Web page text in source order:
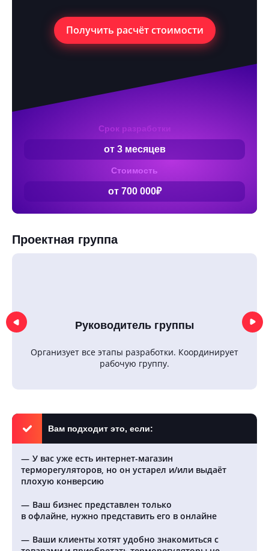
Получить расчёт стоимости
Срок разработки
от 3 месяцев
Стоимость
от 700 000₽
Проектная группа
Руководитель группы
Организует все этапы разработки. Координирует
рабочую группу.
Вам подходит это, если:
У вас уже есть интернет-магазин
терморегуляторов, но он устарел и/или выдаёт
плохую конверсию
Ваш бизнес представлен только
в офлайне, нужно представить его в онлайне
Ваши клиенты хотят удобно знакомиться с